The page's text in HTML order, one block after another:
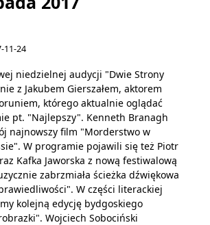
11-24
niedzielnej audycji "Dwie Strony
z Jakubem Gierszałem, aktorem
którego aktualnie oglądać
pt. "Najlepszy". Kenneth Branagh
najnowszy film "Morderstwo w
W programie pojawili się też Piotr
Kafka Jaworska z nową festiwalową
zabrzmiała ścieżka dźwiękowa
W części literackiej
kolejną edycję bydgoskiego
Wojciech Sobociński